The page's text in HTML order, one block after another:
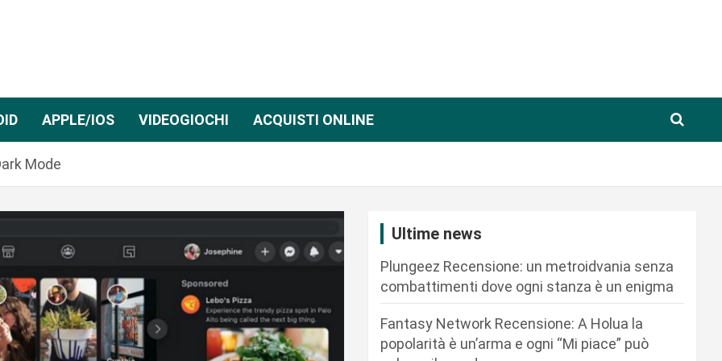
APPLE/IOS VIDEOGIOCHI ACQUISTI ONLINE
Mode
Ultime news
Plungeez Recensione: un metroidvania senza
combattimenti dove ogni stanza è un enigma
Fantasy Network Recensione: A Holua la
popolarità è un’arma e ogni “Mi piace” può